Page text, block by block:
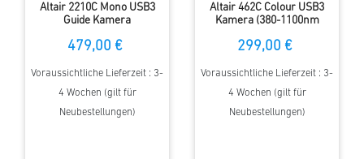
Altair 2210C Mono USB3
Guide Kamera
479,00 €
Voraussichtliche Lieferzeit : 3-
4 Wochen (gilt für
Neubestellungen)
Altair 462C Colour USB3
Kamera (380-1100nm
299,00 €
Voraussichtliche Lieferzeit : 3-
4 Wochen (gilt für
Neubestellungen)